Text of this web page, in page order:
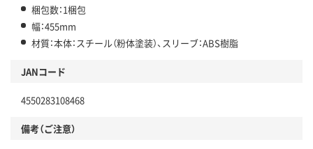
梱包数：1梱包
幅：455mm
材質：本体：スチール（粉体塗装）、スリーブ：ABS樹脂
JANコード
4550283108468
備考（ご注意）